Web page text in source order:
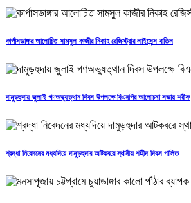
কার্পাসডাঙ্গার আলোচিত সামসুল কাজীর নিকাহ রেজিস্ট্রার লাইসেন্স বাতিল
দামুড়হুদায় জুলাই গণঅভ্যুত্থান দিবস উপলক্ষে বিএনপির আলোচনা সভায় শরীফ
শ্রদ্ধা নিবেদনের মধ্যদিয়ে দামুড়হুদার আটকবরে স্থানীয় শহীদ দিবস পালিত